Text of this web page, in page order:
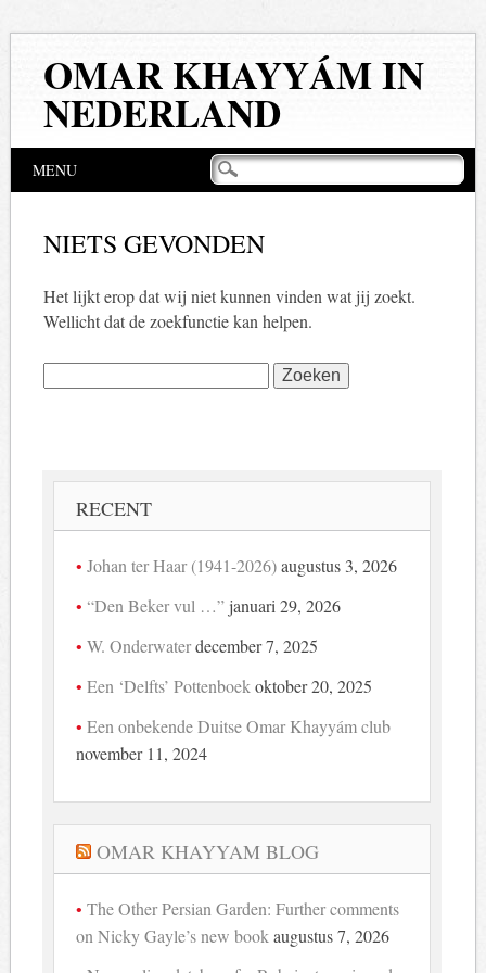
OMAR KHAYYÁM IN
NEDERLAND
Hoofdmenu
MENU
NIETS GEVONDEN
Het lijkt erop dat wij niet kunnen vinden wat jij zoekt.
Wellicht dat de zoekfunctie kan helpen.
Zoeken
naar:
RECENT
Johan ter Haar (1941-2026) augustus 3, 2026
“Den Beker vul …” januari 29, 2026
W. Onderwaterdecember 7, 2025
Een ‘Delfts’ Pottenboek oktober 20, 2025
Een onbekende Duitse Omar Khayyám club
november 11, 2024
OMAR KHAYYAM BLOG
The Other Persian Garden: Further comments
on Nicky Gayle’s new book augustus 7, 2026